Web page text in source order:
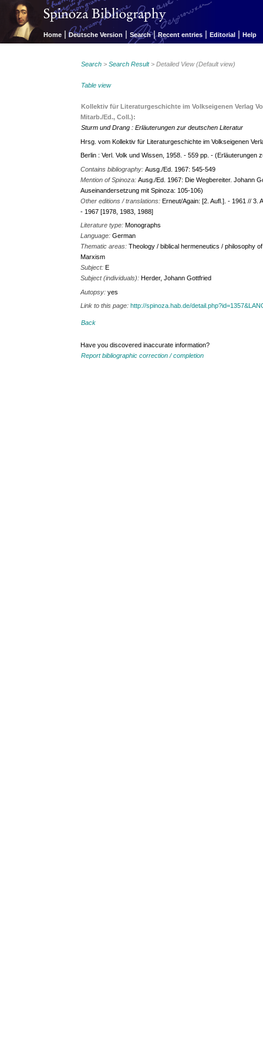
Home | Deutsche Version | Search | Recent entries | Editorial | Help
Search >Search Result> Detailed View (Default view)
Table view
Kollektiv für Literaturgeschichte im Volkseigenen Verlag
Mitarb./Ed., Coll.):
Sturm und Drang : Erläuterungen zur deutschen Literatur
Hrsg. vom Kollektiv für Literaturgeschichte im Volkseigenen
Berlin : Verl. Volk und Wissen, 1958. - 559 pp. - (Erläuterungen
Contains bibliography:Ausg./Ed. 1967: 545-549
Mention of Spinoza:Ausg./Ed. 1967: Die Wegbereiter. Johann
Auseinandersetzung mit Spinoza: 105-106)
Other editions / translations:Erneut/Again: [2. Aufl.]. - 1961 // 3.
- 1967 [1978, 1983, 1988]
Literature type:Monographs
Language:German
Thematic areas:Theology / biblical hermeneutics / philosophy
Marxism
Subject:E
Subject (individuals):Herder, Johann Gottfried
Autopsy:yes
Link to this page:http://spinoza.hab.de/
Back
Have you discovered inaccurate information?
Report bibliographic correction / completion